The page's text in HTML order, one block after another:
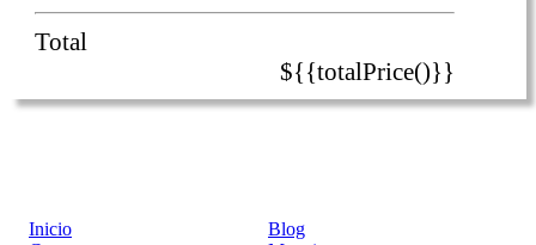
Total
${{totalPrice()}}
Inicio
Blog